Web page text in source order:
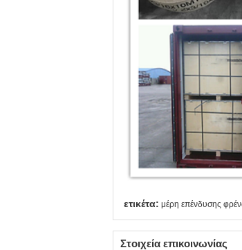
ετικέτα: μέρη επένδυσης
Στοιχεία επικοινωνίας